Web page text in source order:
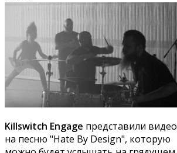
Killswitch Engage представили видео
на песню "Hate By Design", которую